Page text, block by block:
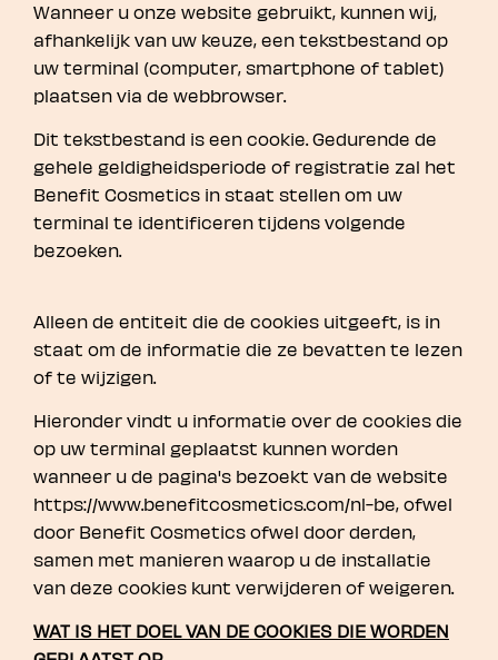
Wanneer u onze website gebruikt, kunnen wij,
afhankelijk van uw keuze, een tekstbestand op
uw terminal (computer, smartphone of tablet)
plaatsen via de webbrowser.
Dit tekstbestand is een cookie. Gedurende de
gehele geldigheidsperiode of registratie zal het
Benefit Cosmetics in staat stellen om uw
terminal te identificeren tijdens volgende
bezoeken.
Alleen de entiteit die de cookies uitgeeft, is in
staat om de informatie die ze bevatten te lezen
of te wijzigen.
Hieronder vindt u informatie over de cookies die
op uw terminal geplaatst kunnen worden
wanneer u de pagina's bezoekt van de website
https://www.benefitcosmetics.com/nl-be, ofwel
door Benefit Cosmetics ofwel door derden,
samen met manieren waarop u de installatie
van deze cookies kunt verwijderen of weigeren.
WAT IS HET DOEL VAN DE COOKIES DIE WORDEN